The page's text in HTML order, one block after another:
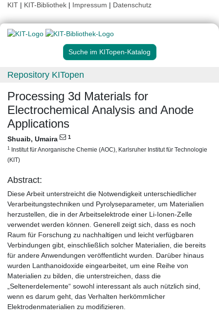
KIT | KIT-Bibliothek | Impressum | Datenschutz
Suche im KITopen-Katalog
Repository KITopen
Processing 3d Materials for
Electrochemical Analysis and Anode
Applications
Shuaib, Umaira 1
1 Institut für Anorganische Chemie (AOC), Karlsruher Institut für Technologie
(KIT)
Abstract:
Diese Arbeit unterstreicht die Notwendigkeit unterschiedlicher
Verarbeitungstechniken und Pyrolyseparameter, um Materialien
herzustellen, die in der Arbeitselektrode einer Li-Ionen-Zelle
verwendet werden können. Generell zeigt sich, dass es noch
Raum für Forschung zu nachhaltigen und leicht verfügbaren
Verbindungen gibt, einschließlich solcher Materialien, die bereits
für andere Anwendungen veröffentlicht wurden. Darüber hinaus
wurden Lanthanoidoxide eingearbeitet, um eine Reihe von
Materialien zu bilden, die unterstreichen, dass die
„Seltenerdelemente“ sowohl interessant als auch nützlich sind,
wenn es darum geht, das Verhalten herkömmlicher
Elektrodenmaterialien zu modifizieren.